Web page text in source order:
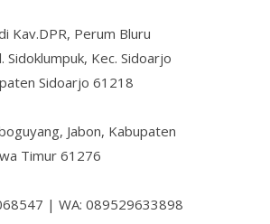
Kav.DPR, Perum Bluru
Sidoklumpuk, Kec. Sidoarjo
Sidoarjo 61218
Jabon, Kabupaten
Timur 61276
| WA: 089529633898